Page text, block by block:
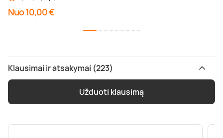
Nuo 10,00 €
Klausimai ir atsakymai (223)
Užduoti klausimą